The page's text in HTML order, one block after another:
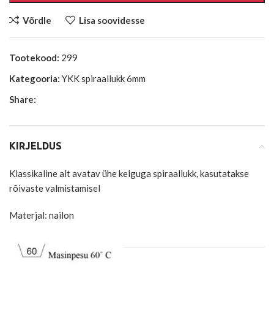
Võrdle Lisa soovidesse
Tootekood: 299
Kategooria: YKK spiraallukk 6mm
Share:
KIRJELDUS
Klassikaline alt avatav ühe kelguga spiraallukk, kasutatakse
rõivaste valmistamisel
Materjal: nailon